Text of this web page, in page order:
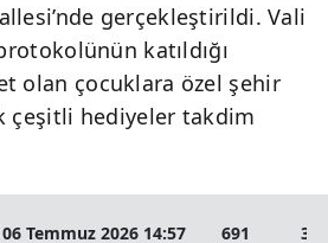
Çanakkale
Çankırı
Çorum
Diyarbakır
gerçekleştirildi. Vali
katıldığı
olan çocuklara özel şehir
çeşitli hediyeler takdim
06 Temmuz 2026 14:57 691 3